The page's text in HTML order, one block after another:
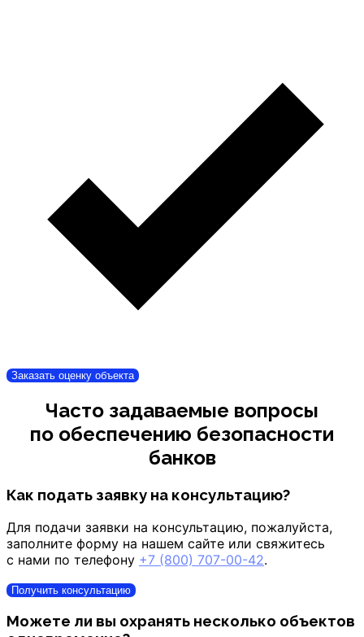
Заказать оценку объекта
Часто задаваемые вопросы
по обеспечению безопасности
банков
Как подать заявку на консультацию?
Для подачи заявки на консультацию, пожалуйста,
заполните форму на нашем сайте или свяжитесь
с нами по телефону +7 (800) 707-00-42.
Получить консультацию
Можете ли вы охранять несколько объектов